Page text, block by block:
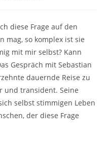
diese Frage auf den
mag, so komplex ist sie
mit mir selbst? Kann
Gespräch mit Sebastian
dauernde Reise zu
und transident. Seine
selbst stimmigen Leben
der diese Frage